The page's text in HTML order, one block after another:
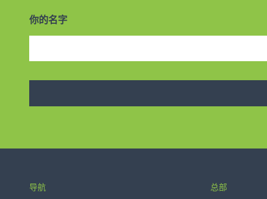
你的名字
导航
总部